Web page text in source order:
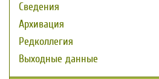
Сведения
Архивация
Редколлегия
Выходные данные